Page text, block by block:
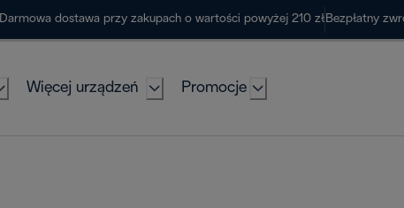
Darmowa dostawa przy zakupach o wartości powyżej 210 zł Bezpłatny
Więcej urządzeń Promocje